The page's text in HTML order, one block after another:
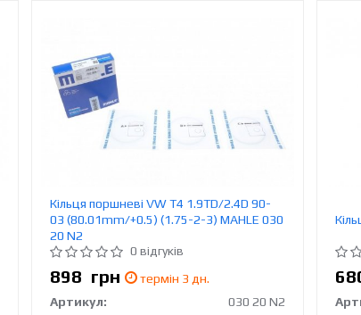
Кільця поршневі VW T4 1.9TD/2.4D 90-
03 (80.01mm/+0.5) (1.75-2-3) MAHLE 030
20 N2
0 відгуків
898 грн
термін 3 дн.
Артикул:
030 20 N2